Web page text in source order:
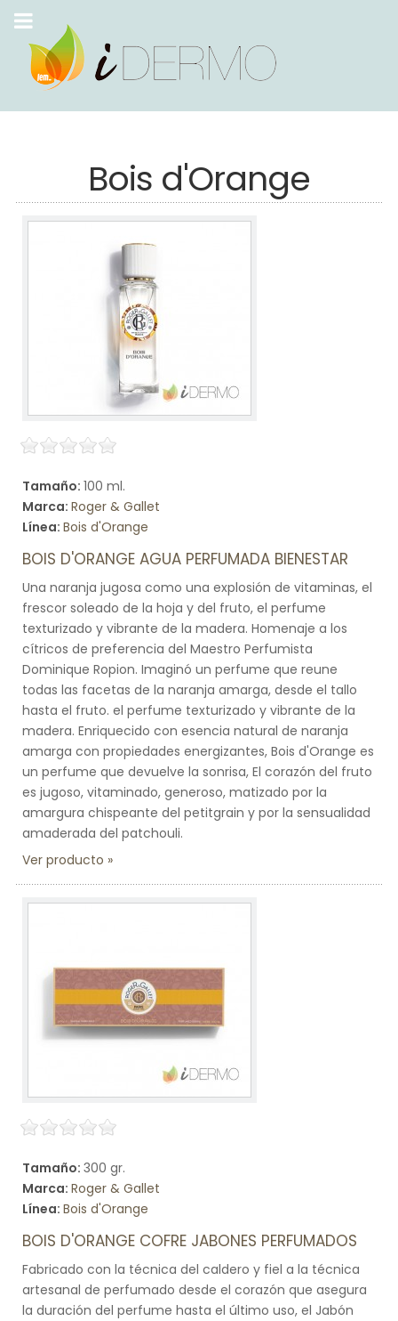
Bois d'Orange
Tamaño: 100 ml.
Marca: Roger & Gallet
Línea: Bois d'Orange
BOIS D'ORANGE AGUA PERFUMADA BIENESTAR
Una naranja jugosa como una explosión de vitaminas, el
frescor soleado de la hoja y del fruto, el perfume
texturizado y vibrante de la madera. Homenaje a los
cítricos de preferencia del Maestro Perfumista
Dominique Ropion. Imaginó un perfume que reune
todas las facetas de la naranja amarga, desde el tallo
hasta el fruto. el perfume texturizado y vibrante de la
madera. Enriquecido con esencia natural de naranja
amarga con propiedades energizantes, Bois d'Orange es
un perfume que devuelve la sonrisa, El corazón del fruto
es jugoso, vitaminado, generoso, matizado por la
amargura chispeante del petitgrain y por la sensualidad
amaderada del patchouli.
Ver producto
Tamaño: 300 gr.
Marca: Roger & Gallet
Línea: Bois d'Orange
BOIS D'ORANGE COFRE JABONES PERFUMADOS
Fabricado con la técnica del caldero y fiel a la técnica
artesanal de perfumado desde el corazón que asegura
la duración del perfume hasta el último uso, el Jabón